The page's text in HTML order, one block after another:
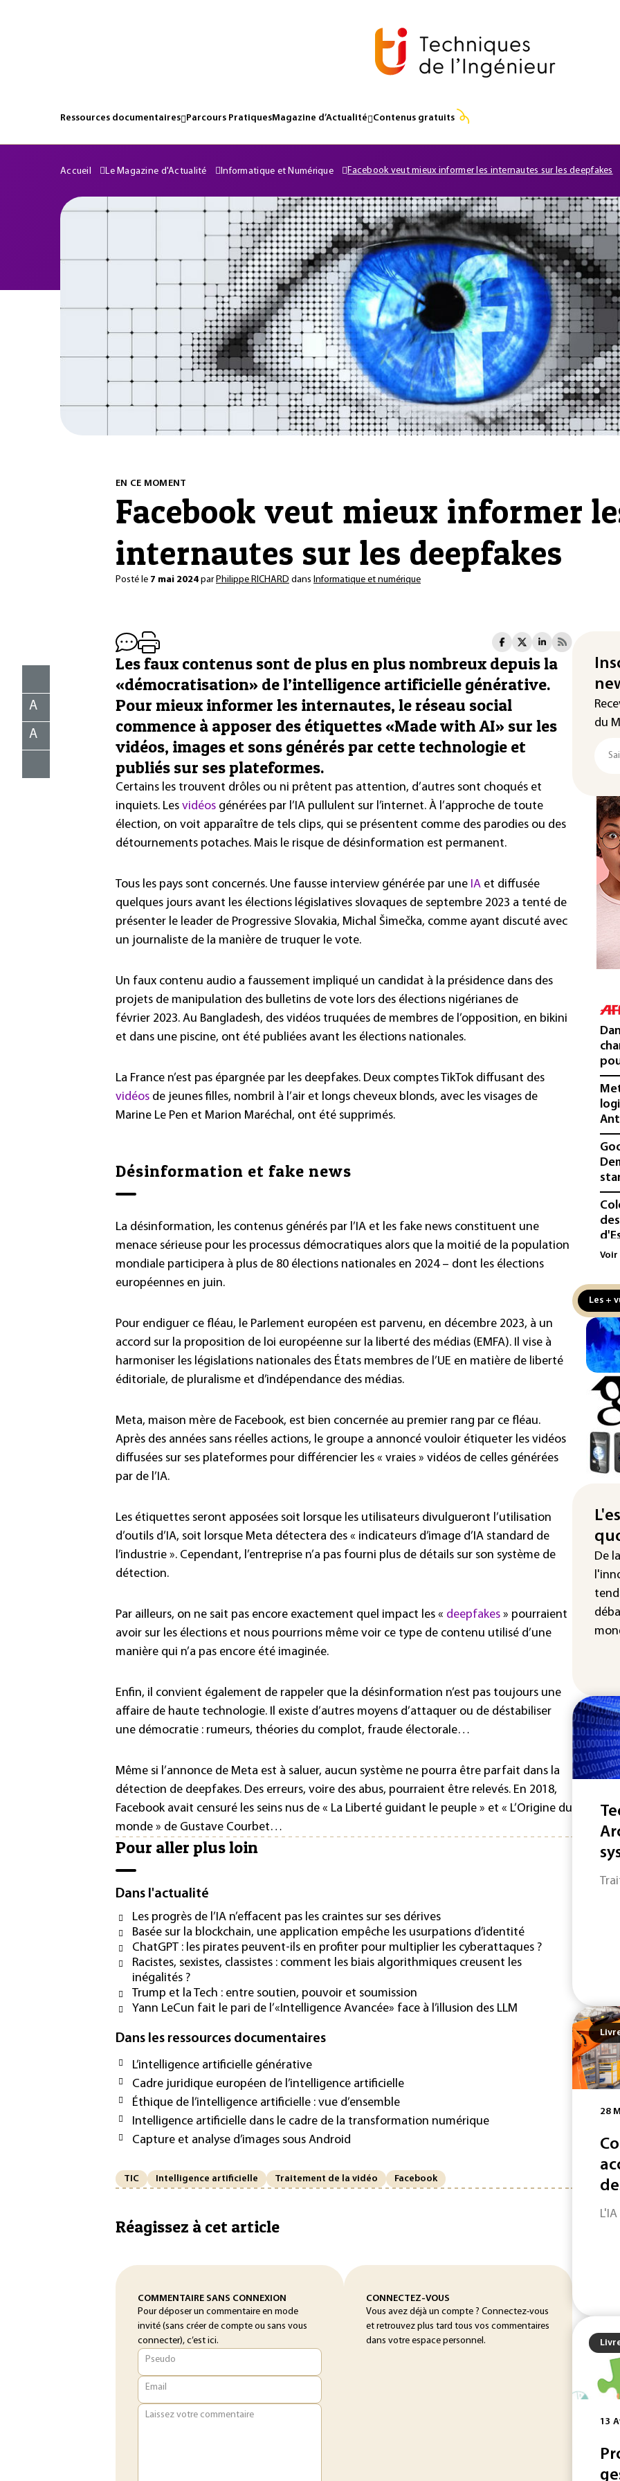
Ressources documentaires Parcours PratiquesMagazine d’Actualité Contenus gratuits
Accueil Le Magazine d'Actualité Informatique et Numérique Facebook veut mieux informer les internautes sur les deepfakes
EN CE MOMENT
Facebook veut mieux informer
internautes sur les deepfakes
Posté le 7 mai 2024 par Philippe RICHARD dans Informatique et numérique
A
A
Les faux contenus sont de plus en plus nombreux depuis la
«démocratisation» de l’intelligence artificielle générative.
Pour mieux informer les internautes, le réseau social
commence à apposer des étiquettes «Made with AI» sur les
vidéos, images et sons générés par cette technologie et
publiés sur ses plateformes.
Certains les trouvent drôles ou ni prêtent pas attention, d’autres sont choqués et
inquiets. Les vidéos générées par l’IA pullulent sur l’internet. À l’approche de toute
élection, on voit apparaître de tels clips, qui se présentent comme des parodies ou des
détournements potaches. Mais le risque de désinformation est permanent.
Tous les pays sont concernés. Une fausse interview générée par une IA et diffusée
quelques jours avant les élections législatives slovaques de septembre 2023 a tenté de
présenter le leader de Progressive Slovakia, Michal Šimečka, comme ayant discuté avec
un journaliste de la manière de truquer le vote.
Un faux contenu audio a faussement impliqué un candidat à la présidence dans des
projets de manipulation des bulletins de vote lors des élections nigérianes de
février 2023. Au Bangladesh, des vidéos truquées de membres de l’opposition, en bikini
et dans une piscine, ont été publiées avant les élections nationales.
La France n’est pas épargnée par les deepfakes. Deux comptes TikTok diffusant des
vidéos de jeunes filles, nombril à l’air et longs cheveux blonds, avec les visages de
Marine Le Pen et Marion Maréchal, ont été supprimés.
Désinformation et fake news
La désinformation, les contenus générés par l’IA et les fake news constituent une
menace sérieuse pour les processus démocratiques alors que la moitié de la population
mondiale participera à plus de 80 élections nationales en 2024 – dont les élections
européennes en juin.
Pour endiguer ce fléau, le Parlement européen est parvenu, en décembre 2023, à un
accord sur la proposition de loi européenne sur la liberté des médias (EMFA). Il vise à
harmoniser les législations nationales des États membres de l’UE en matière de liberté
éditoriale, de pluralisme et d’indépendance des médias.
Meta, maison mère de Facebook, est bien concernée au premier rang par ce fléau.
Après des années sans réelles actions, le groupe a annoncé vouloir étiqueter les vidéos
diffusées sur ses plateformes pour différencier les « vraies » vidéos de celles générées
par de l’IA.
Les étiquettes seront apposées soit lorsque les utilisateurs divulgueront l’utilisation
d’outils d’IA, soit lorsque Meta détectera des « indicateurs d’image d’IA standard de
l’industrie ». Cependant, l’entreprise n’a pas fourni plus de détails sur son système de
détection.
Par ailleurs, on ne sait pas encore exactement quel impact les « deepfakes » pourraient
avoir sur les élections et nous pourrions même voir ce type de contenu utilisé d’une
manière qui n’a pas encore été imaginée.
Enfin, il convient également de rappeler que la désinformation n’est pas toujours une
affaire de haute technologie. Il existe d’autres moyens d’attaquer ou de déstabiliser
une démocratie : rumeurs, théories du complot, fraude électorale…
Même si l’annonce de Meta est à saluer, aucun système ne pourra être parfait dans la
détection de deepfakes. Des erreurs, voire des abus, pourraient être relevés. En 2018,
Facebook avait censuré les seins nus de « La Liberté guidant le peuple » et « L’Origine du
monde » de Gustave Courbet…
Pour aller plus loin
Dans l'actualité
Les progrès de l’IA n’effacent pas les craintes sur ses dérives
Basée sur la blockchain, une application empêche les usurpations d’identité
ChatGPT : les pirates peuvent-ils en profiter pour multiplier les cyberattaques ?
Racistes, sexistes, classistes : comment les biais algorithmiques creusent les
inégalités ?
Trump et la Tech : entre soutien, pouvoir et soumission
Yann LeCun fait le pari de l’«Intelligence Avancée» face à l’illusion des LLM
Dans les ressources documentaires
L’intelligence artificielle générative
Cadre juridique européen de l’intelligence artificielle
Éthique de l’intelligence artificielle : vue d’ensemble
Intelligence artificielle dans le cadre de la transformation numérique
Capture et analyse d’images sous Android
TIC Intelligence artificielle Traitement de la vidéo Facebook
Réagissez à cet article
COMMENTAIRE SANS CONNEXION
Pour déposer un commentaire en mode
invité (sans créer de compte ou sans vous
connecter), c’est ici.
Pseudo
Email
Laissez votre commentaire
CONNECTEZ-VOUS
Vous avez déjà un compte ? Connectez-vous
et retrouvez plus tard tous vos commentaires
dans votre espace personnel.
du
de
La
IA
Voir
Les +
De
28
13